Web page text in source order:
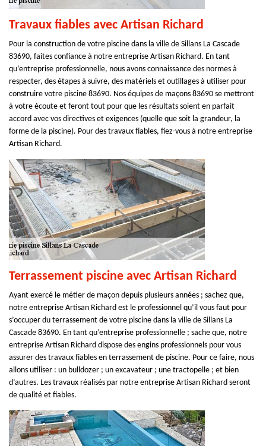
Travaux fiables avec Artisan Richard
Pour la construction de votre piscine dans la ville de Sillans La Cascade
83690, faites confiance à notre entreprise Artisan Richard. En tant
qu’entreprise professionnelle, nous avons connaissance des normes à
respecter, des étapes à suivre, des matériels et outillages à utiliser pour
construire votre piscine 83690. Nos équipes de maçons 83690 se mettront
à votre écoute et feront tout pour que les résultats soient en parfait
accord avec vos directives et exigences (quelle que soit la grandeur, la
forme de la piscine). Pour des travaux fiables, fiez-vous à notre entreprise
Artisan Richard.
Terrassement piscine avec Artisan Richard
Ayant exercé le métier de maçon depuis plusieurs années ; sachez que,
notre entreprise Artisan Richard est le professionnel qu’il vous faut pour
s’occuper du terrassement de votre piscine dans la ville de Sillans La
Cascade 83690. En tant qu’entreprise professionnelle ; sache que, notre
entreprise Artisan Richard dispose des engins professionnels pour vous
assurer des travaux fiables en terrassement de piscine. Pour ce faire, nous
allons utiliser : un bulldozer ; un excavateur ; une tractopelle ; et bien
d’autres. Les travaux réalisés par notre entreprise Artisan Richard seront
de qualité et fiables.